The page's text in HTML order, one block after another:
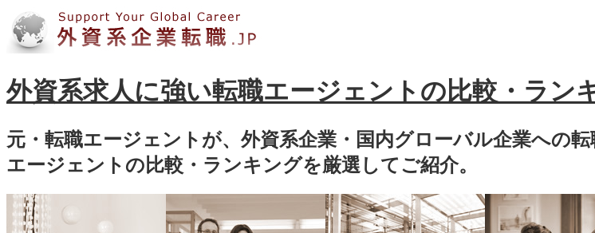
外資系求人に強い転職エージェントの比較・ラン
元・転職エージェントが、外資系企業・国内グローバル企業への
エージェントの比較・ランキングを厳選してご紹介。